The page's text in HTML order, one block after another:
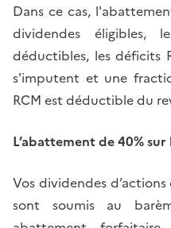
Dans ce cas,
dividendes éligibles,
déductibles, les déficits
s'imputent et une
RCM est déductible du
L’abattement de 40%
Vos dividendes
sont soumis au